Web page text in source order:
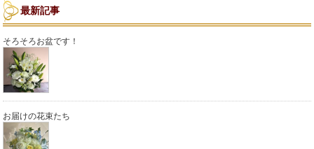
最新記事
そろそろお盆です！
お届けの花束たち